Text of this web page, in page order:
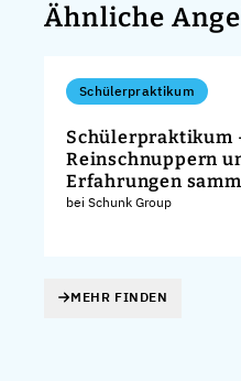
Ähnliche
Schülerpraktikum
Schülerpraktikum
Reinschnuppern
Erfahrungen
bei Schunk Group
MEHR FINDEN